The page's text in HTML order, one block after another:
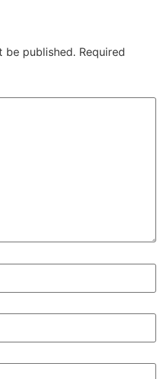
be published. Required